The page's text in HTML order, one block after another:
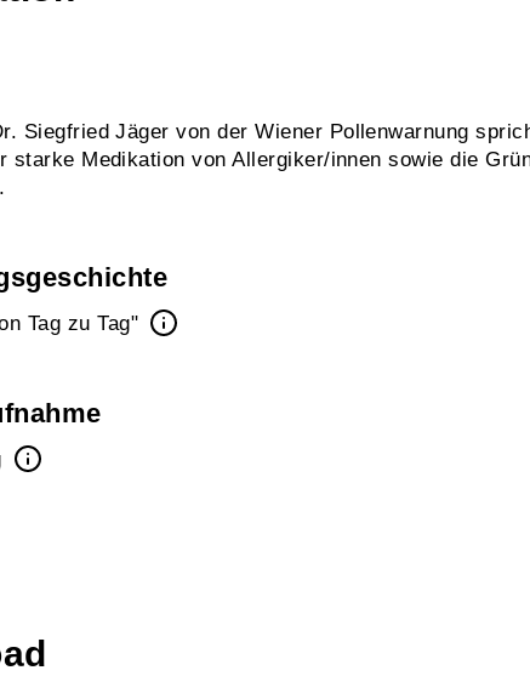
Siegfried Jäger von der Wiener Pollenwarnung
starke Medikation von Allergiker/innen sowie die
Tag zu Tag"